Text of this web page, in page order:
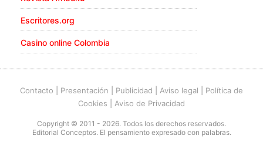
Escritores.org
Casino online Colombia
Contacto Presentación Publicidad Aviso legal
Política de
Cookies
Aviso de Privacidad
Copyright © 2011 - 2026. Todos los derechos reservados.
Editorial Conceptos. El pensamiento expresado con palabras.